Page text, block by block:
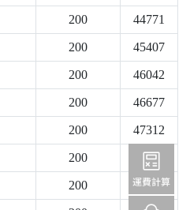
200 44771
200 45407
200 46042
200 46677
200 47312
200 47947
200 48582